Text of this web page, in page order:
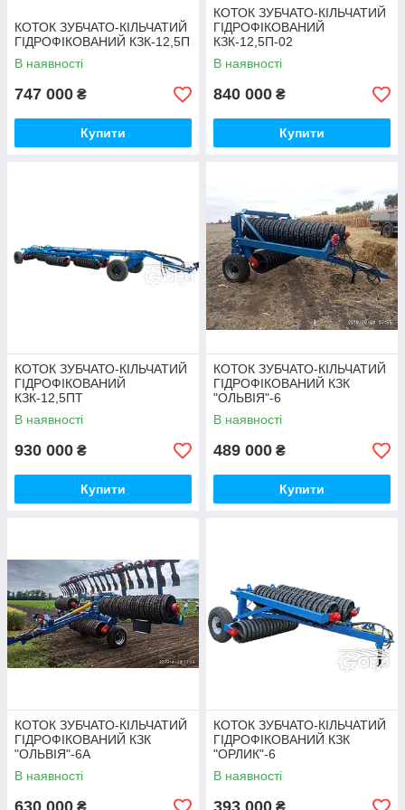
Коток Зубчасто-кільчастий КЗК-6
Універсальна рама цієї моделі допускає встановлення
робочих органів подрібнювача ППР-6 та грудобою
ККШ-6. Техніка відрізняється простотою та зручністю в
процесі використання. Ціна по Україні на коток
зубчасто-кільчастий КЗК-6 у нашому магазині -
конкурентна, що є вагомим аргументом на користь
його покупки.
Докладніше
Коток Зубчасто-кільчастий
гідрофікований КЗК-9,2П
КОТОК ЗУБЧАТО-КІЛЬЧАТИЙ
ГІДРОФІКОВАНИЙ КЗК-12,5П
В наявності
747 000 ₴
Купити
КОТОК ЗУБЧАТО-КІЛЬЧАТИЙ
ГІДРОФІКОВАНИЙ
КЗК-12,5П-02
В наявності
840 000 ₴
Купити
КОТОК ЗУБЧАТО-КІЛЬЧАТИЙ
ГІДРОФІКОВАНИЙ
КЗК-12,5ПТ
В наявності
930 000 ₴
Купити
КОТОК ЗУБЧАТО-КІЛЬЧАТИЙ
ГІДРОФІКОВАНИЙ КЗК
"ОЛЬВІЯ"-6
В наявності
489 000 ₴
Купити
КОТОК ЗУБЧАТО-КІЛЬЧАТИЙ
ГІДРОФІКОВАНИЙ КЗК
"ОЛЬВІЯ"-6А
В наявності
630 000 ₴
КОТОК ЗУБЧАТО-КІЛЬЧАТИЙ
ГІДРОФІКОВАНИЙ КЗК
"ОРЛИК"-6
В наявності
393 000 ₴